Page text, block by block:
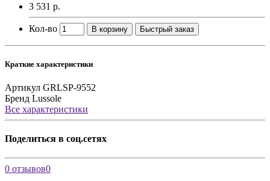
3 531 р.
Кол-во В корзину Быстрый заказ
Краткие характеристики
Артикул GRLSP-9552
Бренд Lussole
Все характеристики
Поделиться в соц.сетях
0 отзывов0